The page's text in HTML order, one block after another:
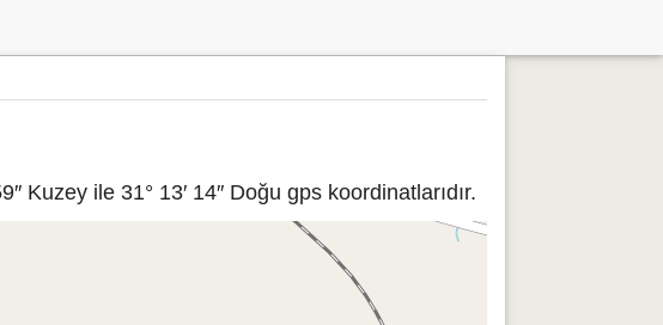
Kuzey ile 31° 13′ 14″ Doğu gps koordinatlarıdır.